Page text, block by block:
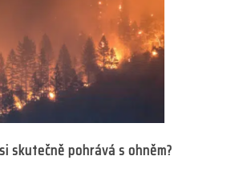
skutečně pohrává s ohněm?